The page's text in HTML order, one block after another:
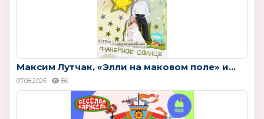
Максим Лутчак, «Элли на маковом поле» и...
07.08.2026 86